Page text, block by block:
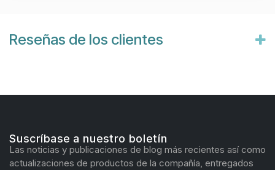
Reseñas de los clientes
Suscríbase a nuestro boletín
Las noticias y publicaciones de blog más recientes así como
actualizaciones de productos de la compañía, entregados